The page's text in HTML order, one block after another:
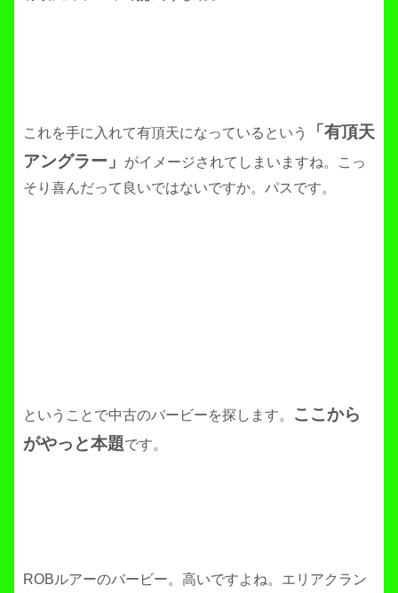
これを手に入れて有頂天になっているという
「有頂天
アングラー」
がイメージされてしまいますね。こっ
そり喜んだって良いではないですか。パスです。
ということで中古のバービーを探します。
ここから
がやっと本題です。
ROBルアーのバービー。高いですよね。エリアクラン